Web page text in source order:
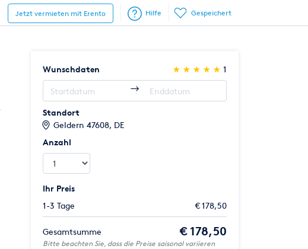
Gespeichert
Jetzt vermieten mit Erento Hilfe
Wunschdaten (*)
★
★
(*) ★
★
(*) ★
★
(*) ★
★
(*) ★
★ 1
Standort
Geldern 47608, DE
Anzahl
Ihr Preis
1-3 Tage
€ 178,50
Gesamtsumme € 178,50
Bitte beachten Sie, dass die Preise saisonal variieren